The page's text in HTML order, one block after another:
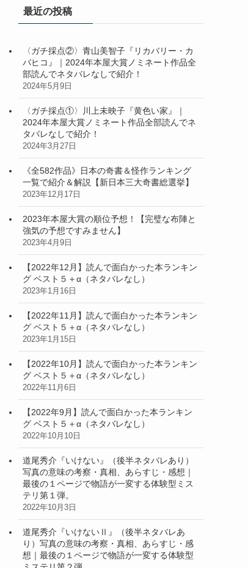
最近の投稿
〈ガチ採点②〉青山美智子『リカバリー・カ
バヒコ』｜2024年本屋大賞ノミネート作品全
部読んでネタバレなしで紹介！
2024年5月9日
〈ガチ採点①〉川上未映子『黄色い家』｜
2024年本屋大賞ノミネート作品全部読んでネ
タバレなしで紹介！
2024年3月27日
《全582作品》日本の奇書＆怪作ランキング
一覧で紹介＆解説【新日本三大奇書総選挙】
2023年12月17日
2023年本屋大賞の順位予想！【完璧な布陣と
強気の予想ですみません】
2023年4月9日
【2022年12月】読んで面白かった本ランキン
グ ベスト５＋α（ネタバレなし）
2023年1月16日
【2022年11月】読んで面白かった本ランキン
グ ベスト５＋α（ネタバレなし）
2023年1月15日
【2022年10月】読んで面白かった本ランキン
グ ベスト５＋α（ネタバレなし）
2022年11月6日
【2022年9月】読んで面白かった本ランキン
グ ベスト５＋α（ネタバレなし）
2022年10月10日
道尾秀介『いけない』（後半ネタバレあり）
写真の意味の考察・真相、あらすじ・感想｜
最後の１ページで物語が一変する体験型ミス
テリ第１弾。
2022年10月3日
道尾秀介『いけないⅡ』（後半ネタバレあ
り）写真の意味の考察・真相、あらすじ・感
想｜最後の１ページで物語が一変する体験型